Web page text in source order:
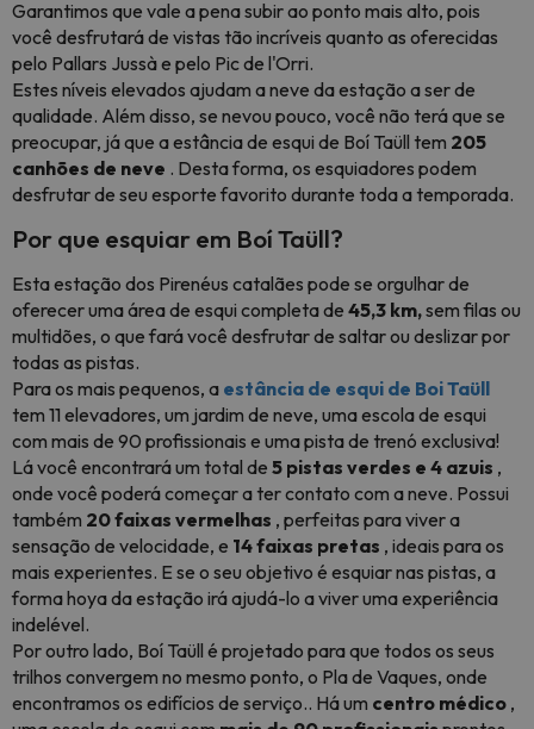
Garantimos que vale a pena subir ao ponto mais alto, pois
você desfrutará de vistas tão incríveis quanto as oferecidas
pelo Pallars Jussà e pelo Pic de l'Orri.
Estes níveis elevados ajudam a neve da estação a ser de
qualidade. Além disso, se nevou pouco, você não terá que se
preocupar, já que a estância de esqui de Boí Taüll tem 205
canhões de neve . Desta forma, os esquiadores podem
desfrutar de seu esporte favorito durante toda a temporada.
Por que esquiar em Boí Taüll?
Esta estação dos Pirenéus catalães pode se orgulhar de
oferecer uma área de esqui completa de 45,3 km,sem filas ou
multidões, o que fará você desfrutar de saltar ou deslizar por
todas as pistas.
Para os mais pequenos, a estância de esqui de Boi Taüll
tem 11 elevadores, um jardim de neve, uma escola de esqui
com mais de 90 profissionais e uma pista de trenó exclusiva!
Lá você encontrará um total de 5 pistas verdes e 4 azuis ,
onde você poderá começar a ter contato com a neve. Possui
também 20 faixas vermelhas , perfeitas para viver a
sensação de velocidade, e 14 faixas pretas , ideais para os
mais experientes. E se o seu objetivo é esquiar nas pistas, a
forma hoya da estação irá ajudá-lo a viver uma experiência
indelével.
Por outro lado, Boí Taüll é projetado para que todos os seus
trilhos convergem no mesmo ponto, o Pla de Vaques, onde
encontramos os edifícios de serviço.. Há um centro médico ,